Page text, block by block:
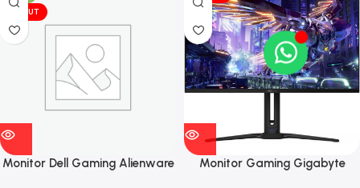
VÎNDUT
Monitor Dell Gaming Alienware
Monitor Gaming Gigabyte